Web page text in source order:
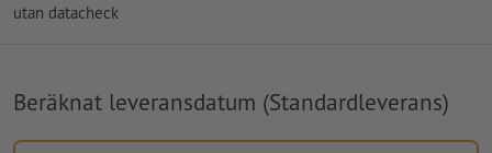
utan datacheck
Beräknat leveransdatum (Standardleverans)